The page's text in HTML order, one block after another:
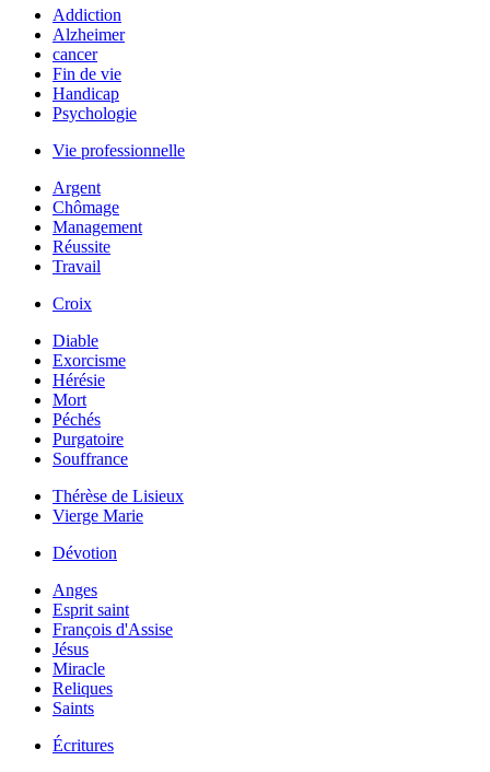
Addiction
Alzheimer
cancer
Fin de vie
Handicap
Psychologie
Vie professionnelle
Argent
Chômage
Management
Réussite
Travail
Croix
Diable
Exorcisme
Hérésie
Mort
Péchés
Purgatoire
Souffrance
Thérèse de Lisieux
Vierge Marie
Dévotion
Anges
Esprit saint
François d'Assise
Jésus
Miracle
Reliques
Saints
Écritures